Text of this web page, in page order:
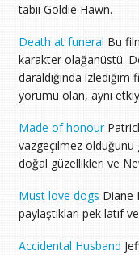
tabii Goldie Hawn.
Death at funeral Bu
karakter olağanüstü.
daraldığında
yorumu olan, aynı
Made of honour
vazgeçilmez olduğunu
doğal güzellikleri ve
Must love dogs Diane
paylaştıkları pek latif
Accidental Husband